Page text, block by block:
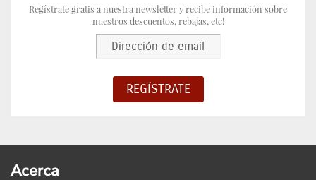
Regístrate gratis a nuestra newsletter y recibe información sobre
nuestros descuentos, rebajas, etc!
Acerca